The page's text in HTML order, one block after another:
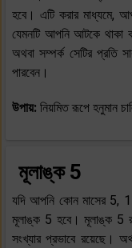
হবে। এটি করার মাধ্যমে,
যেমনটি আপনি আটকে থাকা
অথবা সম্পর্ক সেটির প্রতি
পারবেন।
উপায়: নিয়মিত রূপে হনুমান
মূলাঙ্ক 5
যদি আপনি কোন মাসের 5,
মূলাঙ্ক 5 হবে। মূলাঙ্ক 5
সংখ্যার প্রভাবে রয়েছে।